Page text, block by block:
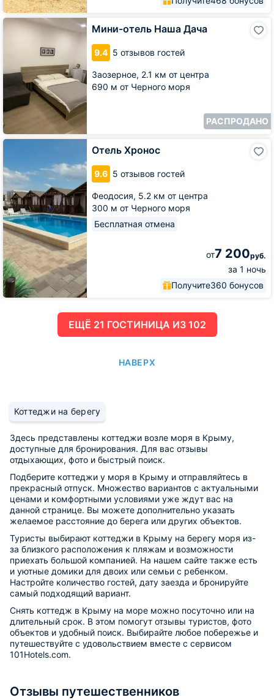
Мини-отель Наша Дача
9.4 5 отзывов гостей
Заозерное, 2.1 км от центра
690 м от Черного моря
РАСПРОДАНО
Мини-
Отель Хронос
9.6 5 отзывов гостей
Феодосия, 5.2 км от центра
300 м от Черного моря
Бесплатная отмена
от7 200руб.
за 1 ночь
Получите360 бонусов
Отель
ЕЩË 21 ГОСТИНИЦА ИЗ 102
НАВЕРХ
Коттеджи на берегу
Здесь представлены коттеджи возле моря в Крыму,
доступные для бронирования. Для вас отзывы
отдыхающих, фото и быстрый поиск.
Подберите коттеджи у моря в Крыму и отправляйтесь в
прекрасный отпуск. Множество вариантов с актуальными
ценами и комфортными условиями уже ждут вас на
данной странице. Вы можете дополнительно указать
желаемое расстояние до берега или других объектов.
Туристы выбирают коттеджи в Крыму на берегу моря из-
за близкого расположения к пляжам и возможности
приехать большой компанией. На нашем сайте также есть
и уютные домики для двоих или семьи с ребенком.
Настройте количество гостей, дату заезда и бронируйте
самый подходящий вариант.
Снять коттедж в Крыму на море можно посуточно или на
длительный срок. В этом помогут отзывы туристов, фото
объектов и удобный поиск. Выбирайте любое побережье и
путешествуйте с удовольствием вместе с сервисом
101Hotels.com.
Отзывы путешественников